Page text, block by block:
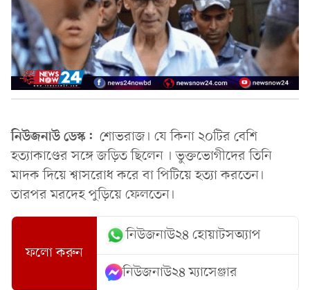
নিউজনাউ ডেস্ক: শোভরাজ। যে কিনা ২০টির বেশি
হত্যাকাণ্ডের সঙ্গে জড়িত ছিলেন । ভুক্তভোগীদের তিনি
মাদক দিয়ে শ্বাসরোধ করে বা পিটিয়ে হত্যা করতেন।
তারপর মরদেহ পুড়িয়ে ফেলতেন।
ফলো করুন
নিউজনাউ২৪ হোয়াটসঅ্যাপ
নিউজনাউ২৪ ম্যাসেঞ্জার